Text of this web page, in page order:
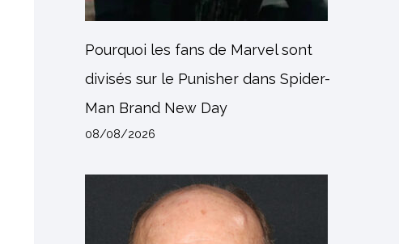
Pourquoi les fans de Marvel sont
divisés sur le Punisher dans Spider-
Man Brand New Day
08/08/2026